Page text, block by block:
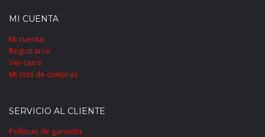
MI CUENTA
Mi cuenta
Registrarse
Ver carro
Mi lista de compras
SERVICIO AL CLIENTE
Políticas de garantía